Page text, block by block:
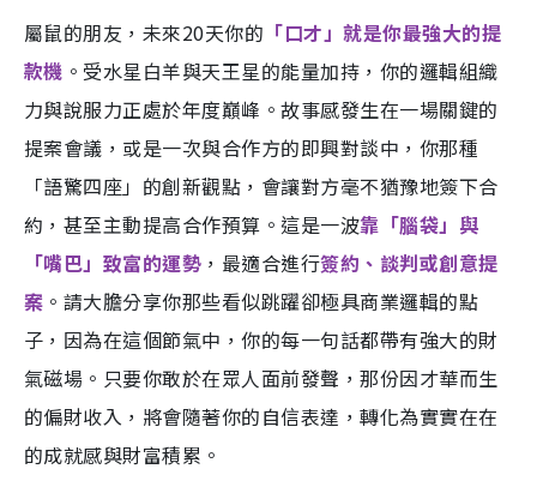
屬鼠的朋友，未來20天你的 「口才」就是你最強大的提
款機 。受水星白羊與天王星的能量加持，你的邏輯組織
力與說服力正處於年度巔峰。故事感發生在一場關鍵的
提案會議，或是一次與合作方的即興對談中，你那種
「語驚四座」的創新觀點，會讓對方毫不猶豫地簽下合
約，甚至主動提高合作預算。這是一波靠「腦袋」與
「嘴巴」致富的運勢 ，最適合進行簽約、談判或創意提
案 。請大膽分享你那些看似跳躍卻極具商業邏輯的點
子，因為在這個節氣中，你的每一句話都帶有強大的財
氣磁場。只要你敢於在眾人面前發聲，那份因才華而生
的偏財收入，將會隨著你的自信表達，轉化為實實在在
的成就感與財富積累。